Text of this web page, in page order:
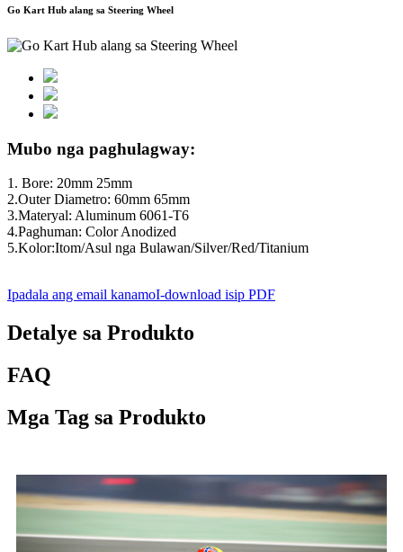
Go Kart Hub alang sa Steering Wheel
Mubo nga paghulagway:
1. Bore: 20mm 25mm
2.Outer Diametro: 60mm 65mm
3.Materyal: Aluminum 6061-T6
4.Paghuman: Color Anodized
5.Kolor:Itom/Asul nga Bulawan/Silver/Red/Titanium
Ipadala ang email kanamoI-download isip PDF
Detalye sa Produkto
FAQ
Mga Tag sa Produkto